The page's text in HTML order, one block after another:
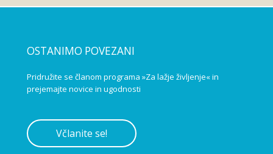
OSTANIMO POVEZANI
Pridružite se članom programa »Za lažje življenje« in
prejemajte novice in ugodnosti
Včlanite se!